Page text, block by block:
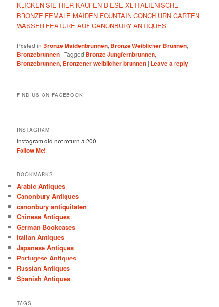
KLICKEN SIE HIER KAUFEN DIESE XL ITALIENISCHE
BRONZE FEMALE MAIDEN FOUNTAIN CONCH URN GARTEN
WASSER FEATURE AUF CANONBURY ANTIQUES
Posted in Bronze Maidenbrunnen, Bronze Weiblicher Brunnen,
Bronzebrunnen |Tagged Bronze Jungfernbrunnen,
Bronzebrunnen, Bronzener weiblicher brunnen | Leave a reply
FIND US ON FACEBOOK
INSTAGRAM
Instagram did not return a 200.
Follow Me!
BOOKMARKS
Arabic Antiques
Canonbury Antiques
canonbury antiquitaten
Chinese Antiques
German Bookcases
Italian Antiques
Japanese Antiques
Portugese Antiques
Russian Antiques
Spanish Antiques
TAGS